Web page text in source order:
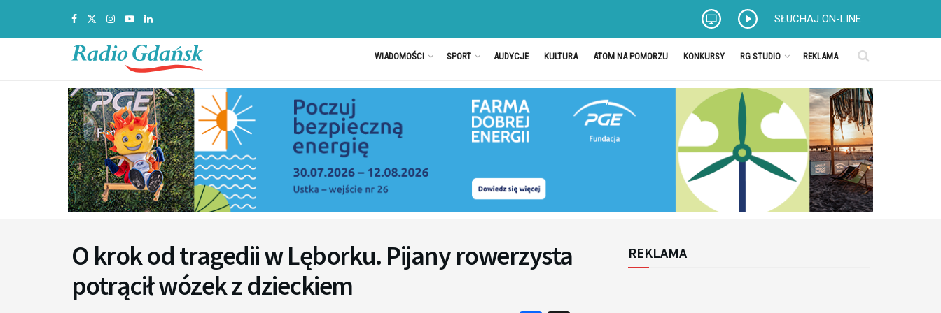
SŁUCHAJ ON-LINE
WIADOMOŚCI SPORT AUDYCJE KULTURA ATOM NA POMORZU KONKURSY RG STUDIO REKLAMA
O krok od tragedii w Lęborku. Pijany rowerzysta
potrącił wózek z dzieckiem
REKLAMA